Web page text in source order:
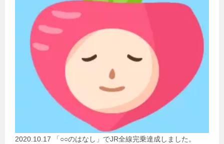
2020.10.17 「○○のはなし」でJR全線完乗達成しました。